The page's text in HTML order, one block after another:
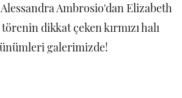
Alessandra Ambrosio'dan Elizabeth
törenin dikkat çeken kırmızı halı
galerimizde!